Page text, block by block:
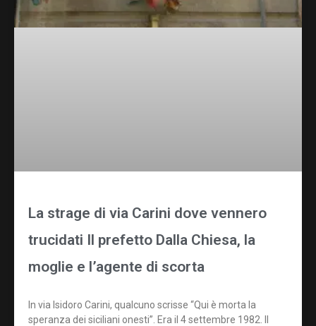
La strage di via Carini dove vennero
trucidati Il prefetto Dalla Chiesa, la
moglie e l’agente di scorta
In via Isidoro Carini, qualcuno scrisse “Qui è morta la
speranza dei siciliani onesti”. Era il 4 settembre 1982. Il